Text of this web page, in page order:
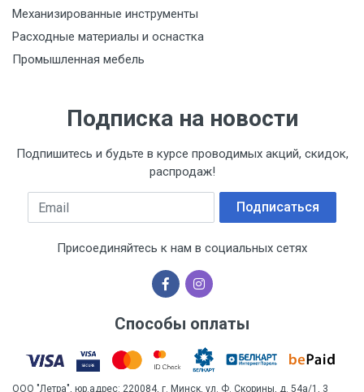
Механизированные инструменты
Расходные материалы и оснастка
Промышленная мебель
Подписка на новости
Подпишитесь и будьте в курсе проводимых акций, скидок,
распродаж!
Email Подписаться
Присоединяйтесь к нам в социальных сетях
Способы оплаты
ООО "Летра", юр.адрес: 220084, г. Минск, ул. Ф. Скорины, д. 54а/1, 3